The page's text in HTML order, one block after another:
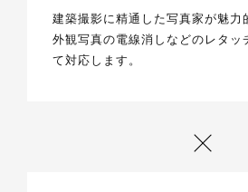
建築撮影に精通した写真家が魅力
外観写真の電線消しなどのレタッ
て対応します。